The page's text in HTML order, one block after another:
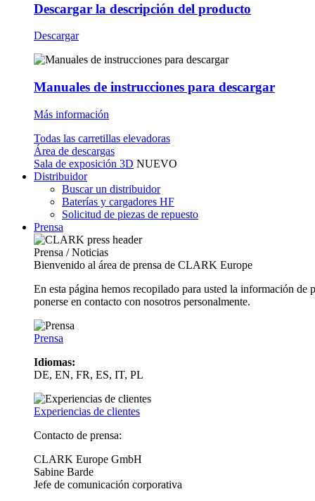
Descargar la descripción del producto
Descargar
Manuales de instrucciones para descargar
Más información
Todas las carretillas elevadoras
Área de descargas
Sala de exposición 3D NUEVO
Distribuidor
Buscar un distribuidor
Baterías y cargadores HF
Solicitud de piezas de repuesto
Prensa
Prensa / Noticias
Bienvenido al área de prensa de CLARK Europe
En esta página hemos recopilado para usted la información
ponerse en contacto con nosotros personalmente.
Prensa
Idiomas:
DE, EN, FR, ES, IT, PL
Experiencias de clientes
Contacto de prensa:
CLARK Europe GmbH
Sabine Barde
Jefe de comunicación corporativa